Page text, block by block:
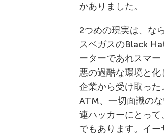
かありました。
2つめの現実は、な
スベガスのBlack
ーターであれスマ
悪の過酷な環境と
企業から受け取った
ATM、一切面識の
連ハッカーにとっ
でもあります。イ